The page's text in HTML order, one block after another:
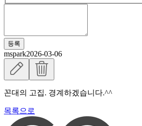
등록
mspark2026-03-06
꼰대의 고집. 경계하겠습니다.^^
목록으로